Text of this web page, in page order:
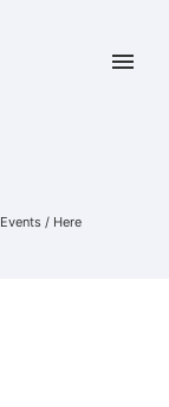
Events / Here